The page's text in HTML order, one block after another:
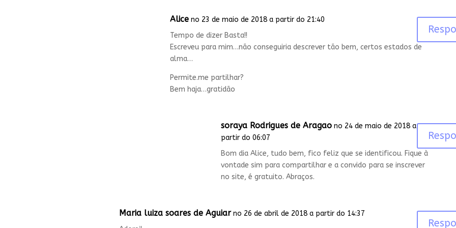
Alice no 23 de maio de 2018 a partir do 21:40
Tempo de dizer Basta!!
Escreveu para mim…não conseguiria descrever tão bem, certos estados de
alma…
Permite.me partilhar?
Bem haja…gratidão
soraya Rodrigues de Aragao no 24 de maio de 2018 a
partir do 06:07
Bom dia Alice, tudo bem, fico feliz que se identificou. Fique à
vontade sim para compartilhar e a convido para se inscrever
no site, é gratuito. Abraços.
Maria luiza soares de Aguiar no 26 de abril de 2018 a partir do 14:37